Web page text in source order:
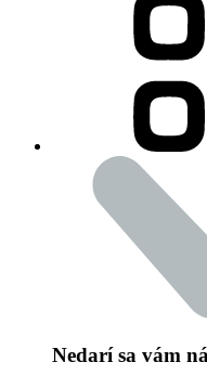
Nedarí sa vám